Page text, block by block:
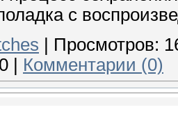
с
| Просмотров:
| Комментарии (0)